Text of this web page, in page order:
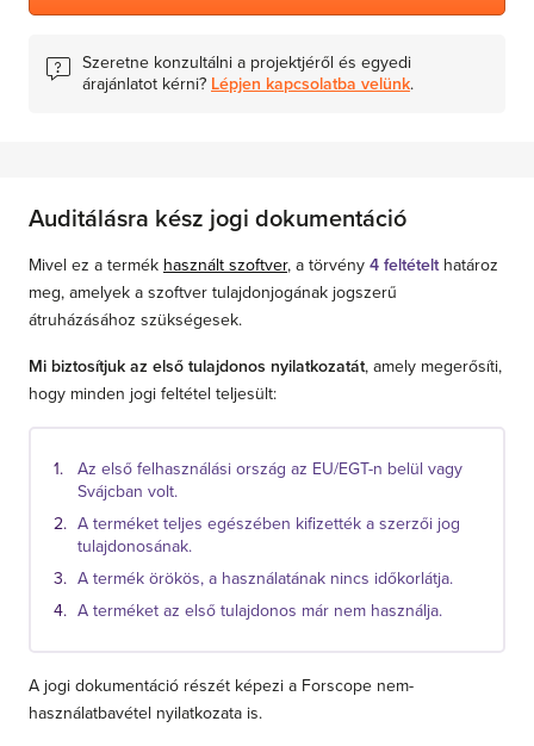
Szeretne konzultálni a projektjéről és egyedi
árajánlatot kérni? Lépjen kapcsolatba velünk.
Auditálásra kész jogi dokumentáció
Mivel ez a termék használt szoftver, a törvény 4 feltételthatároz
meg, amelyek a szoftver tulajdonjogának jogszerű
átruházásához szükségesek.
Mi biztosítjuk az első tulajdonos nyilatkozatát, amely megerősíti,
hogy minden jogi feltétel teljesült:
Az első felhasználási ország az EU/EGT-n belül vagy
Svájcban volt.
A terméket teljes egészében kifizették a szerzői jog
tulajdonosának.
A termék örökös, a használatának nincs időkorlátja.
A terméket az első tulajdonos már nem használja.
A jogi dokumentáció részét képezi a Forscope nem-
használatbavétel nyilatkozata is.